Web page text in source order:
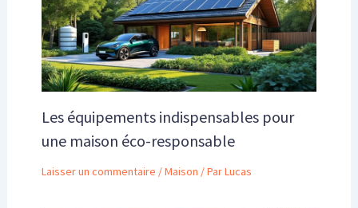
Les équipements indispensables pour
une maison éco-responsable
Laisser un commentaire /Maison / ParLucas